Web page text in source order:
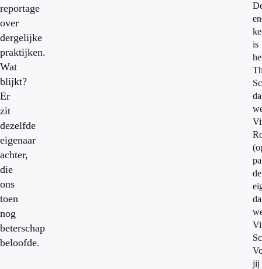
reportage
over
dergelijke
praktijken.
Wat
blijkt?
Er
zit
dezelfde
eigenaar
achter,
die
ons
toen
nog
beterschap
beloofde.
is
de
jij